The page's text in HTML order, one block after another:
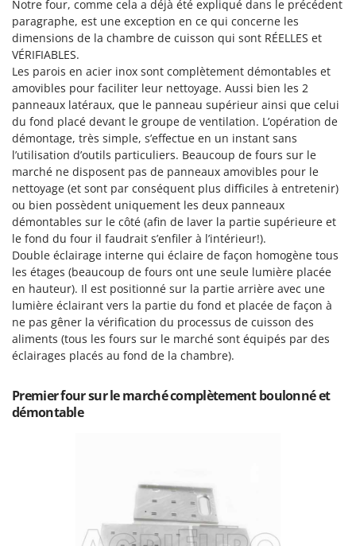
Stiga
Stocker
Sunseeker
T
Tecla
TecnoGen
Tellarini Pompe
Telwin
Tenco
Tineco
Titania
Tornado
Tre Spade
Trev - Abrek - TecnoVIR
Trotec
Troy-Bilt
U
Udor
Notre four, comme cela a déjà été expliqué dans le précédent
paragraphe, est une exception en ce qui concerne les
dimensions de la chambre de cuisson qui sont RÉELLES et
VÉRIFIABLES.
Les parois en acier inox sont complètement démontables et
amovibles pour faciliter leur nettoyage. Aussi bien les 2
panneaux latéraux, que le panneau supérieur ainsi que celui
du fond placé devant le groupe de ventilation. L’opération de
démontage, très simple, s’effectue en un instant sans
l’utilisation d’outils particuliers. Beaucoup de fours sur le
marché ne disposent pas de panneaux amovibles pour le
nettoyage (et sont par conséquent plus difficiles à entretenir)
ou bien possèdent uniquement les deux panneaux
démontables sur le côté (afin de laver la partie supérieure et
le fond du four il faudrait s’enfiler à l’intérieur!).
Double éclairage interne qui éclaire de façon homogène tous
les étages (beaucoup de fours ont une seule lumière placée
en hauteur). Il est positionné sur la partie arrière avec une
lumière éclairant vers la partie du fond et placée de façon à
ne pas gêner la vérification du processus de cuisson des
aliments (tous les fours sur le marché sont équipés par des
éclairages placés au fond de la chambre).
Premier four sur le marché complètement boulonné et
démontable